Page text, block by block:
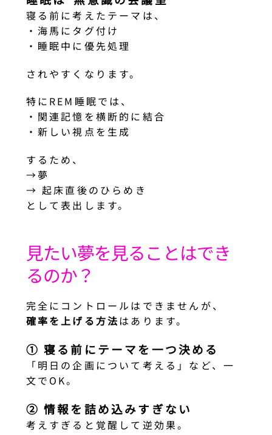
寝る前に考えたテーマは、
・海馬にタグ付け
・睡眠中に優先処理
されやすくなります。
特にREM睡眠では、
・関連記憶を横断的に結合
・新しい視点を生成
するため、
→夢
→ 起床直後のひらめき
として表出します。
見たい夢を見ることはでき
るのか？
完全にコントロールはできませんが、
確率を上げる方法はあります。
① 寝る前にテーマを一つ決める
「明日の企画について考える」など、一
文でOK。
② 情報を詰め込みすぎない
考えすぎると覚醒して逆効果。